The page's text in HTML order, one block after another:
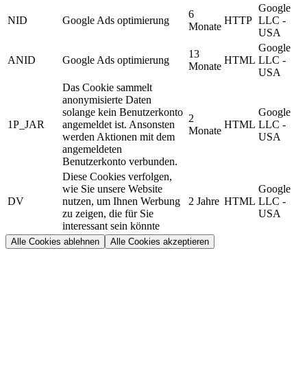
NID Google Ads optimierung
6
Monate
HTTP
Google
LLC -
USA
ANID Google Ads optimierung
13
Monate
HTML
Google
LLC -
USA
1P_JAR
Das Cookie sammelt
anonymisierte Daten
solange kein Benutzerkonto
angemeldet ist. Ansonsten
werden Aktionen mit dem
angemeldeten
Benutzerkonto verbunden.
2
Monate
HTML
Google
LLC -
USA
DV
Diese Cookies verfolgen,
wie Sie unsere Website
nutzen, um Ihnen Werbung
zu zeigen, die für Sie
interessant sein könnte
2 Jahre HTML
Google
LLC -
USA
Alle Cookies ablehnen Alle Cookies akzeptieren